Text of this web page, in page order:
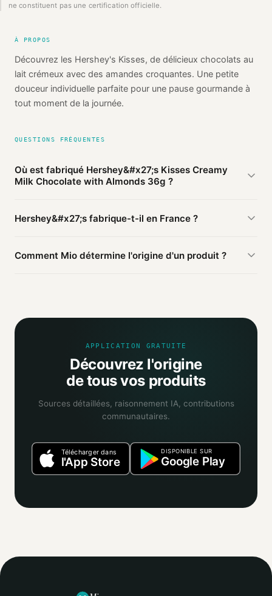
ne constituent pas une certification officielle.
À PROPOS
Découvrez les Hershey's Kisses, de délicieux chocolats au
lait crémeux avec des amandes croquantes. Une petite
douceur individuelle parfaite pour une pause gourmande à
tout moment de la journée.
QUESTIONS FRÉQUENTES
Où est fabriqué Hershey&#x27;s Kisses Creamy
Milk Chocolate with Almonds 36g ?
Kisses Creamy Milk Chocolate with Almonds 36g de
Hershey&#x27;s fabrique-t-il en France ?
produits de la marque peuvent être fabriqués ailleurs.
Comment Mio détermine l'origine d'un produit ?
selon la fiabilité des informations trouvées.
APPLICATION GRATUITE
Découvrez l'origine
de tous vos produits
Sources détaillées, raisonnement IA, contributions
communautaires.
Télécharger dans
l'App Store
DISPONIBLE SUR
Google Play